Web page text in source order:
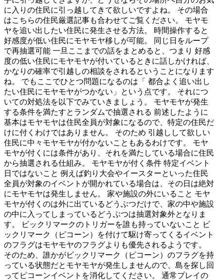
に入りの住民に引っ越してきて欲しいですよね。 その場合
はこちらの住民厳選記事も合わせてご覧ください。 モヤモ
ヤを追い出したい住民に発生させる方法。 時間操作すると
好感度が低い住民にモヤモヤ移しが可能。 同じ日をループ
で再抽選可能 一旦ここまでの話をまとめると、つまり 好感
度の低い住民にモヤモヤが付いているときに話しかければ、
かなりの確率で引越しの相談をされるということになります
ね。 でもここでひとつ問題になるのは「 都合よく追い出し
たい住民にモヤモヤがつかない」という点です。 それにつ
いての対処法を以下でみていきましょう。 モヤモヤが発生
する条件を満たすとランダムで抽選される 前述したように
基本はモヤモヤは住民全員が対象になるので、特定の住民だ
けに付くわけではありません。 そのため 引越しして欲しい
住民に中々モヤモヤが付かないこともあるわけです。 モヤ
モヤが付くには条件があり、それを満たしている場合に住民
から抽選される仕組み。 モヤモヤが付く条件 特定イベント
日ではないこと 例えば釣り大会やイースターといった住民
全員が対象のイベントが開かれている場合は、その日は絶対
にモヤモヤは発生しません。 家や施設の外にいること モヤ
モヤが付くのは外に出ているどうぶつだけで、家の中や施設
の中に入ってしまっているどうぶつは抽選対象外となりま
す。 ビックリマークのトリガーを誰も持っていないこと ビ
ックリマーク（ピコーン）を付けて駆け寄ってくるイベント
のフラグはモヤモヤのフラグよりも優先されるようです。
そのため、誰かがビックリマーク（ピコーン）のフラグを持
っている状態だとモヤモヤが発生しませんので、島を探し回
ってピコーンイベントを消化してください。 通常プレイの